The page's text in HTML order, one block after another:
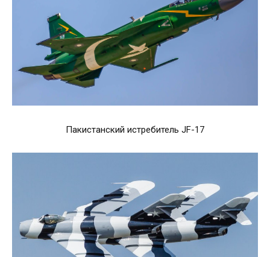
Пакистанский истребитель JF-17